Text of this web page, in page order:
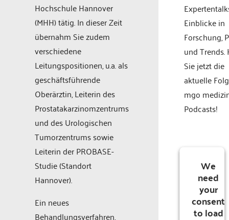
Hochschule Hannover
(MHH) tätig. In dieser Zeit
übernahm Sie zudem
verschiedene
Leitungspositionen, u.a. als
geschäftsführende
Oberärztin, Leiterin des
Prostatakarzinomzentrums
und des Urologischen
Tumorzentrums sowie
Leiterin der PROBASE-
Studie (Standort
Hannover).
Ein neues
Behandlungsverfahren,
Einblicke in
Forschung,
und Trends.
Sie jetzt die
aktuelle
mgo
Podcasts!
We
need
your
consent
to load